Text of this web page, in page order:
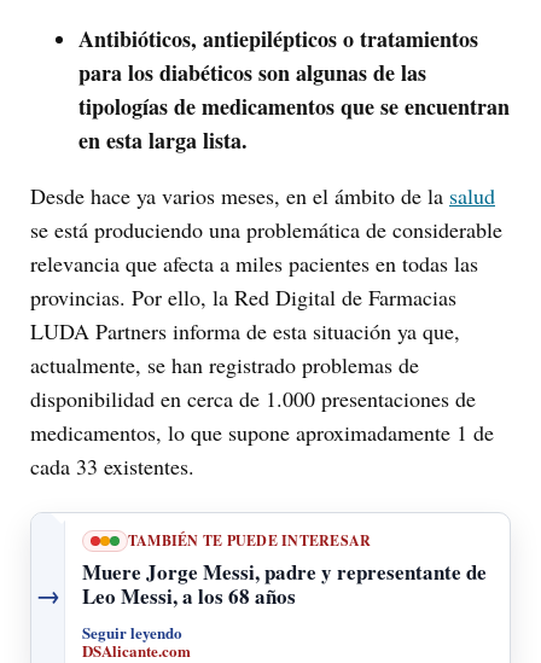
Antibióticos, antiepilépticos o tratamientos
para los diabéticos son algunas de las
tipologías de medicamentos que se encuentran
en esta larga lista.
Desde hace ya varios meses, en el ámbito de la salud
se está produciendo una problemática de considerable
relevancia que afecta a miles pacientes en todas las
provincias. Por ello, la Red Digital de Farmacias
LUDA Partners informa de esta situación ya que,
actualmente, se han registrado problemas de
disponibilidad en cerca de 1.000 presentaciones de
medicamentos, lo que supone aproximadamente 1 de
cada 33 existentes.
→
TAMBIÉN TE PUEDE INTERESAR
Muere Jorge Messi, padre y representante de
Leo Messi, a los 68 años
Seguir leyendo
DSAlicante.com